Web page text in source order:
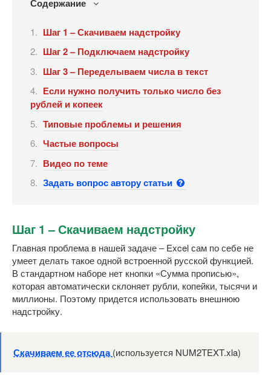
Содержание
Шаг 1 – Скачиваем надстройку
Шаг 2 – Подключаем надстройку
Шаг 3 – Переделываем числа в текст
Если нужно получить только число без
рублей и копеек
Типовые проблемы и решения
Частые вопросы
Видео по теме
Задать вопрос автору статьи
Шаг 1 – Скачиваем надстройку
Главная проблема в нашей задаче – Excel сам по себе не
умеет делать такое одной встроенной русской функцией.
В стандартном наборе нет кнопки «Сумма прописью»,
которая автоматически склоняет рубли, копейки, тысячи и
миллионы. Поэтому придется использовать внешнюю
надстройку.
Скачиваем ее отсюда(используется NUM2TEXT.xla)